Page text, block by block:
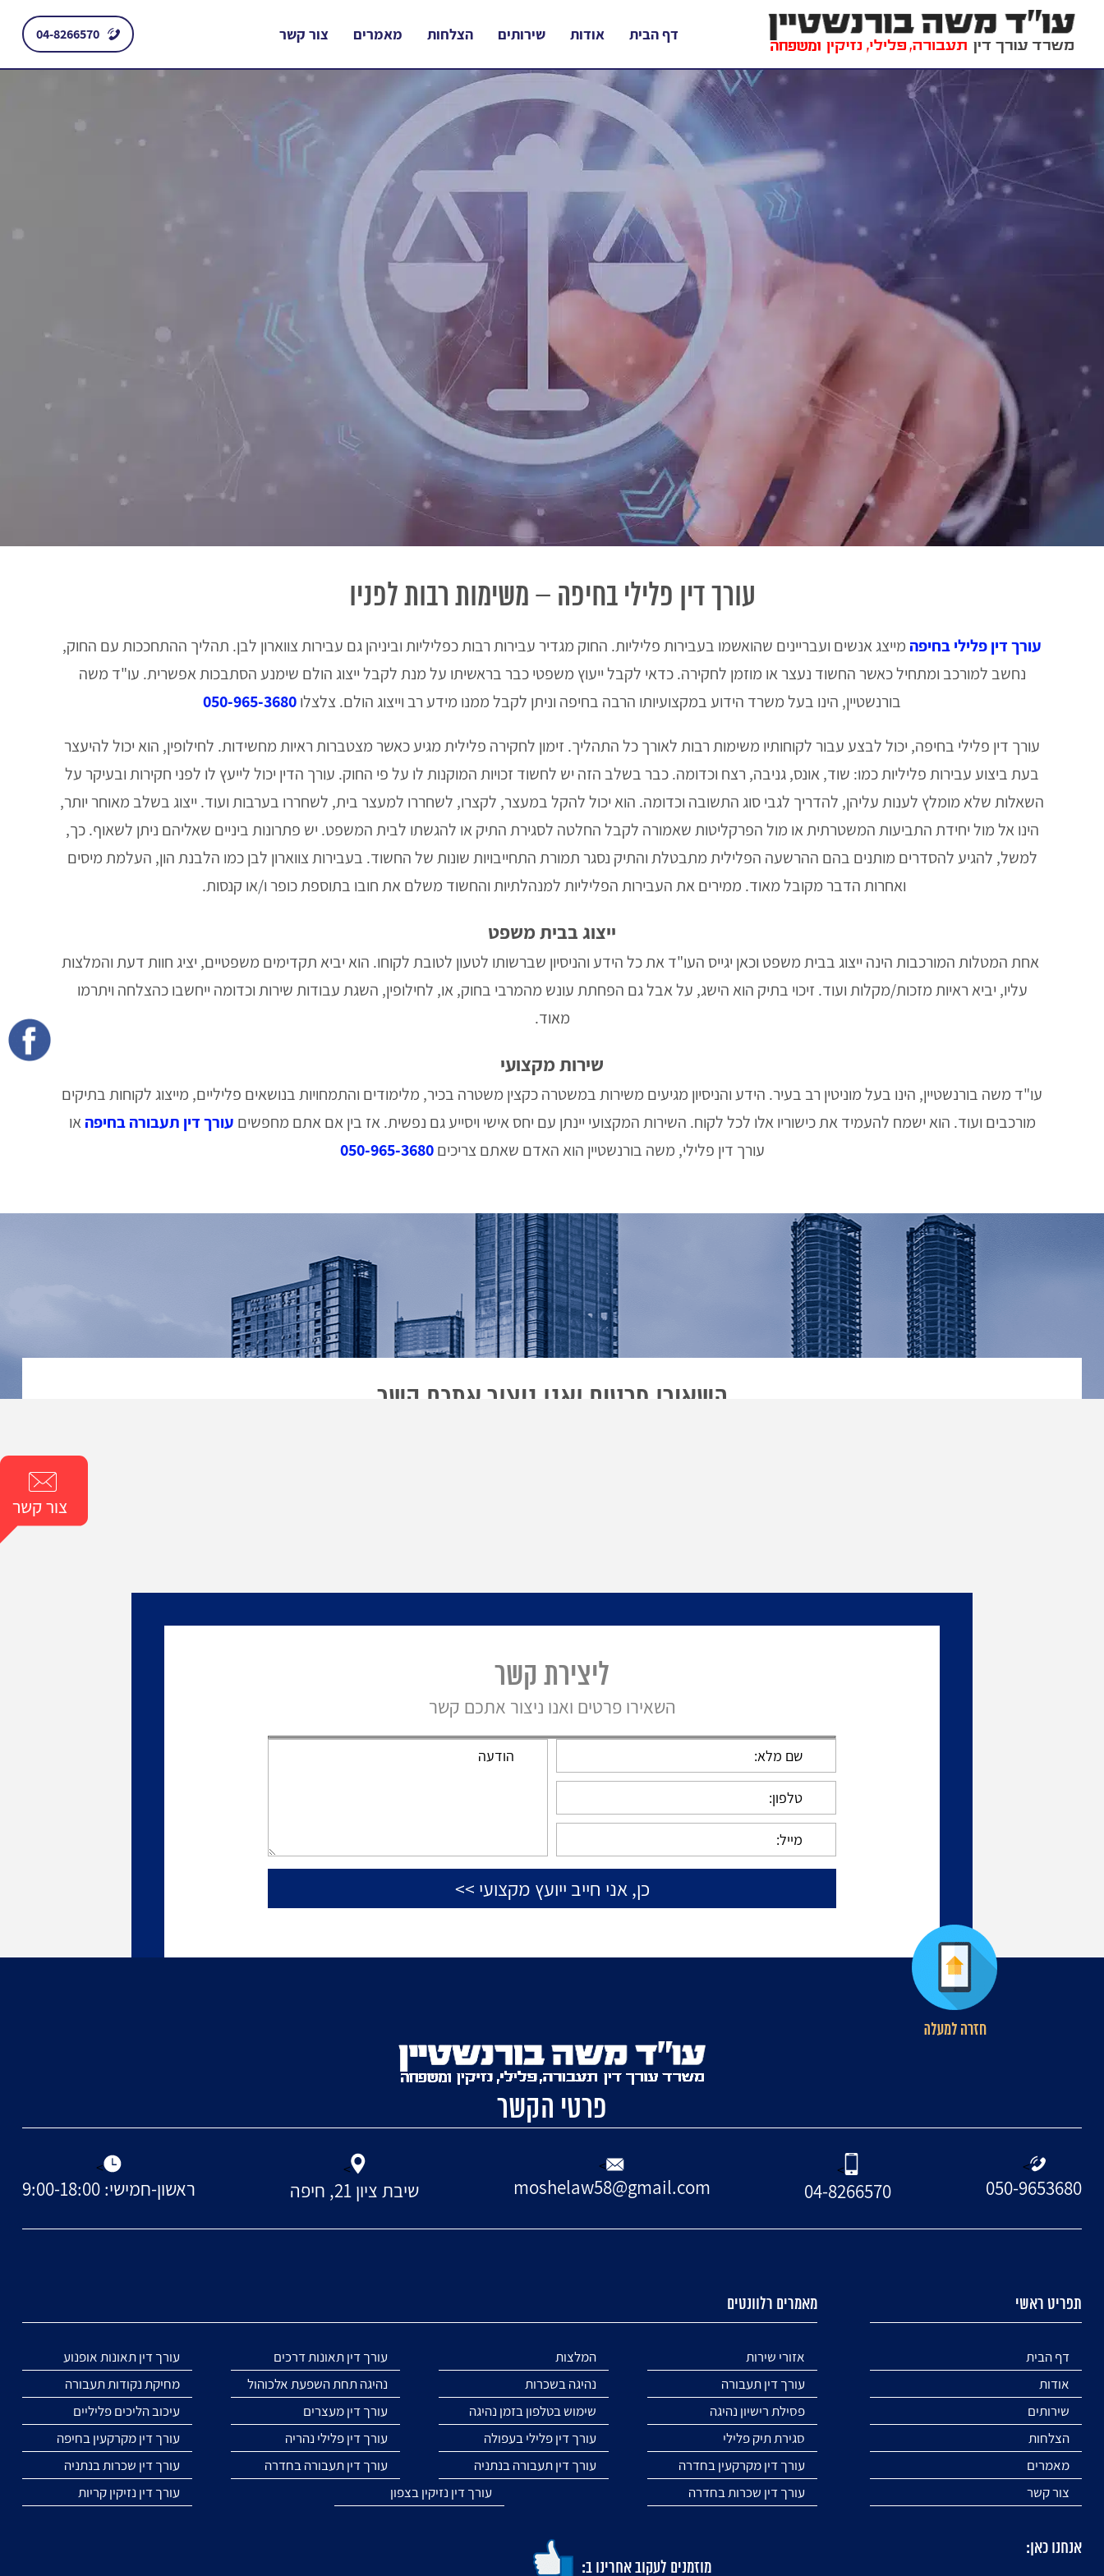
דף הבית אודות שירותים הצלחות מאמרים צור קשר 04-8266570
עורך דין פלילי בחיפה – משימות רבות לפניו
עורך דין פלילי בחיפה מייצג אנשים ועבריינים שהואשמו בעבירות פליליות. החוק מגדיר עבירות רבות כפליליות וביניהן גם עבירות צווארון לבן. תהליך ההתחככות עם החוק,
נחשב למורכב ומתחיל כאשר החשוד נעצר או מוזמן לחקירה. כדאי לקבל ייעוץ משפטי כבר בראשיתו על מנת לקבל ייצוג הולם שימנע הסתבכות אפשרית. עו"ד משה
בורנשטיין, הינו בעל משרד הידוע במקצועיותו הרבה בחיפה וניתן לקבל ממנו מידע רב וייצוג הולם. צלצלו050-965-3680
עורך דין פלילי בחיפה, יכול לבצע עבור לקוחותיו משימות רבות לאורך כל התהליך. זימון לחקירה פלילית מגיע כאשר מצטברות ראיות מחשידות. לחילופין, הוא יכול להיעצר
בעת ביצוע עבירות פליליות כמו: שוד, אונס, גניבה, רצח וכדומה. כבר בשלב הזה יש לחשוד זכויות המוקנות לו על פי החוק. עורך הדין יכול לייעץ לו לפני חקירות ובעיקר על
השאלות שלא מומלץ לענות עליהן, להדריך לגבי סוג התשובה וכדומה. הוא יכול להקל במעצר, לקצרו, לשחררו למעצר בית, לשחררו בערבות ועוד. ייצוג בשלב מאוחר יותר,
הינו אל מול יחידת התביעות המשטרתית או מול הפרקליטות שאמורה לקבל החלטה לסגירת התיק או להגשתו לבית המשפט. יש פתרונות ביניים שאליהם ניתן לשאוף. כך,
למשל, להגיע להסדרים מותנים בהם ההרשעה הפלילית מתבטלת והתיק נסגר תמורת התחייבויות שונות של החשוד. בעבירות צווארון לבן כמו הלבנת הון, העלמת מיסים
ואחרות הדבר מקובל מאוד. ממירים את העבירות הפליליות למנהלתיות והחשוד משלם את חובו בתוספת כופר ו/או קנסות.
ייצוג בבית משפט
אחת המטלות המורכבות הינה ייצוג בבית משפט וכאן יגייס העו"ד את כל הידע והניסיון שברשותו לטעון לטובת לקוחו. הוא יביא תקדימים משפטיים, יציג חוות דעת והמלצות
עליו, יביא ראיות מזכות/מקלות ועוד. זיכוי בתיק הוא הישג, על אבל גם הפחתת עונש מהמרבי בחוק, או, לחילופין, השגת עבודות שירות וכדומה ייחשבו כהצלחה ויתרמו
מאוד.
שירות מקצועי
עו"ד משה בורנשטיין, הינו בעל מוניטין רב בעיר. הידע והניסיון מגיעים משירות במשטרה כקצין משטרה בכיר, מלימודים והתמחויות בנושאים פליליים, מייצוג לקוחות בתיקים
מורכבים ועוד. הוא ישמח להעמיד את כישוריו אלו לכל לקוח. השירות המקצועי יינתן עם יחס אישי ויסייע גם נפשית. אז בין אם אתם מחפשים עורך דין תעבורה בחיפהאו
עורך דין פלילי, משה בורנשטיין הוא האדם שאתם צריכים050-965-3680
השאירו פרטים ואנו ניצור אתכם קשר
הצלחות המשרד שלנו
הצלחות המשרד תיקי
תעבורה : 11/02/2015
מספר תיק: תת"ע 4959-04-12
להמשך קריאה
תעבורה חיפה פרטי העבירה:
מהירות מהירות 106 קמ"ש במקום
70 קמ"ש בדרך עירונית, נגזרו עליו
תעבורה חיפה פרטי העבירה:
שיכרות 425 מק"ג, הושג הסדר
טיעון במסגרתו תוקן כ"א לתק'
ליצירת קשר
השאירו פרטים ואנו ניצור אתכם קשר
פרטי הקשר
>
050-9653680
>
04-8266570
>
moshelaw58@gmail.com
>
שיבת ציון 21, חיפה
>
ראשון-חמישי: 9:00-18:00
תפריט ראשי
דף הבית
אודות
שירותים
הצלחות
מאמרים
צור קשר
מאמרים רלוונטים
אזורי שירות המלצות עורך דין תאונות דרכים
עורך דין תאונות אופנוע
עורך דין תעבורה
נהיגה בשכרות נהיגה תחת השפעת אלכוהול
מחיקת נקודות תעבורה
פסילת רישיון נהיגה
שימוש בטלפון בזמן נהיגה עורך דין מעצרים
עיכוב הליכים פליליים
סגירת תיק פלילי
עורך דין פלילי בעפולה עורך דין פלילי נהריה
עורך דין מקרקעין בחיפה
עורך דין מקרקעין בחדרה
עורך דין תעבורה בנתניה עורך דין תעבורה בחדרה
עורך דין שכרות בנתניה
עורך דין שכרות בחדרה
עורך דין נזיקין בצפון עורך דין נזיקין קריות
אנחנו כאן:
מוזמנים לעקוב אחרינו ב: